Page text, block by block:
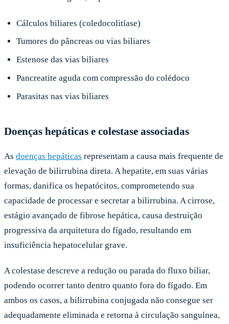
Cálculos biliares (coledocolitíase)
Tumores do pâncreas ou vias biliares
Estenose das vias biliares
Pancreatite aguda com compressão do colédoco
Parasitas nas vias biliares
Doenças hepáticas e colestase associadas
As doenças hepáticas representam a causa mais frequente de
elevação de bilirrubina direta. A hepatite, em suas várias
formas, danifica os hepatócitos, comprometendo sua
capacidade de processar e secretar a bilirrubina. A cirrose,
estágio avançado de fibrose hepática, causa destruição
progressiva da arquitetura do fígado, resultando em
insuficiência hepatocelular grave.
A colestase descreve a redução ou parada do fluxo biliar,
podendo ocorrer tanto dentro quanto fora do fígado. Em
ambos os casos, a bilirrubina conjugada não consegue ser
adequadamente eliminada e retorna à circulação sanguínea,